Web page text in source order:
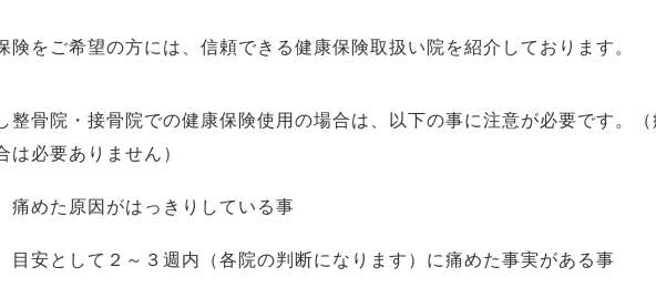
険をご希望の方には、信頼できる健康保険取扱い院を紹介しております。
整骨院・接骨院での健康保険使用の場合は、以下の事に注意が必要です。
は必要ありません）
た原因がはっきりしている事
として２～３週内（各院の判断になります）に痛めた事実がある事